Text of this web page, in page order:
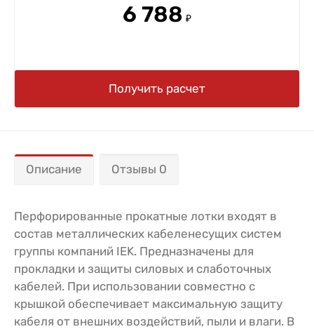
6 788 ₽
Получить расчет
Описание Отзывы 0
Перфорированные прокатные лотки входят в
состав металлических кабеленесущих систем
группы компаний IEK. Предназначены для
прокладки и защиты силовых и слаботочных
кабелей. При использовании совместно с
крышкой обеспечивает максимальную защиту
кабеля от внешних воздействий, пыли и влаги. В